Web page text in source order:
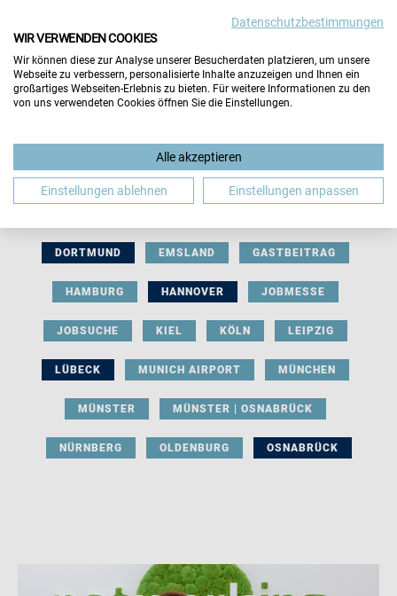
BERUFLICHE ORIENTIERUNG BEWERBUNG
DORTMUND EMSLAND GASTBEITRAG
HAMBURG HANNOVER JOBMESSE
JOBSUCHE KIEL KÖLN LEIPZIG
LÜBECK MUNICH AIRPORT MÜNCHEN
MÜNSTER MÜNSTER | OSNABRÜCK
NÜRNBERG OLDENBURG OSNABRÜCK
Datenschutzbestimmungen
WIR VERWENDEN COOKIES
Wir können diese zur Analyse unserer Besucherdaten platzieren, um unsere
Webseite zu verbessern, personalisierte Inhalte anzuzeigen und Ihnen ein
großartiges Webseiten-Erlebnis zu bieten. Für weitere Informationen zu den
von uns verwendeten Cookies öffnen Sie die Einstellungen.
Alle akzeptieren
Einstellungen ablehnen Einstellungen anpassen